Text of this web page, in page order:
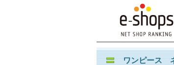
ワンピース